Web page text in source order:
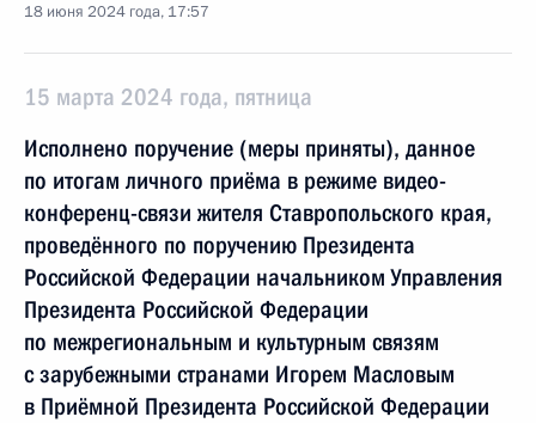
18 июня 2024 года, 17:57
15 марта 2024 года, пятница
Исполнено поручение (меры приняты), данное
по итогам личного приёма в режиме видео-
конференц-связи жителя Ставропольского края,
проведённого по поручению Президента
Российской Федерации начальником Управления
Президента Российской Федерации
по межрегиональным и культурным связям
с зарубежными странами Игорем Масловым
в Приёмной Президента Российской Федерации